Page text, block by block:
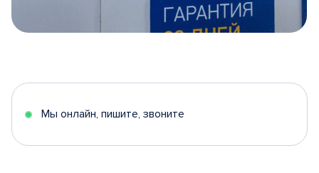
5
Мы онлайн, пишите, звоните